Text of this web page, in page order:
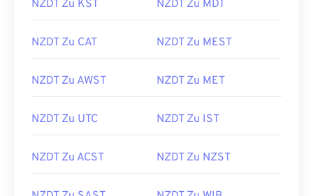
NZDT Zu KST NZDT Zu MDT
NZDT Zu CAT NZDT Zu MEST
NZDT Zu AWST NZDT Zu MET
NZDT Zu UTC NZDT Zu IST
NZDT Zu ACST NZDT Zu NZST